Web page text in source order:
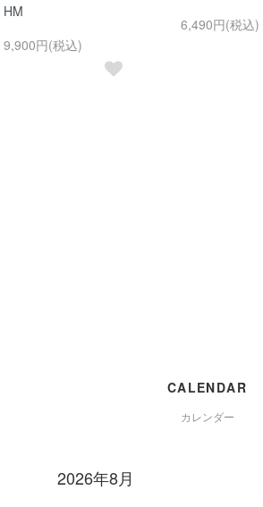
HM
9,900円(税込)
6,490円(税込)
CALENDAR
カレンダー
2026年8月